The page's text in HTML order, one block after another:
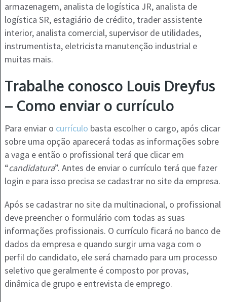
armazenagem, analista de logística JR, analista de
logística SR, estagiário de crédito, trader assistente
interior, analista comercial, supervisor de utilidades,
instrumentista, eletricista manutenção industrial e
muitas mais.
Trabalhe conosco Louis Dreyfus
– Como enviar o currículo
Para enviar o currículo basta escolher o cargo, após clicar
sobre uma opção aparecerá todas as informações sobre
a vaga e então o profissional terá que clicar em
“candidatura”. Antes de enviar o currículo terá que fazer
login e para isso precisa se cadastrar no site da empresa.
Após se cadastrar no site da multinacional, o profissional
deve preencher o formulário com todas as suas
informações profissionais. O currículo ficará no banco de
dados da empresa e quando surgir uma vaga com o
perfil do candidato, ele será chamado para um processo
seletivo que geralmente é composto por provas,
dinâmica de grupo e entrevista de emprego.